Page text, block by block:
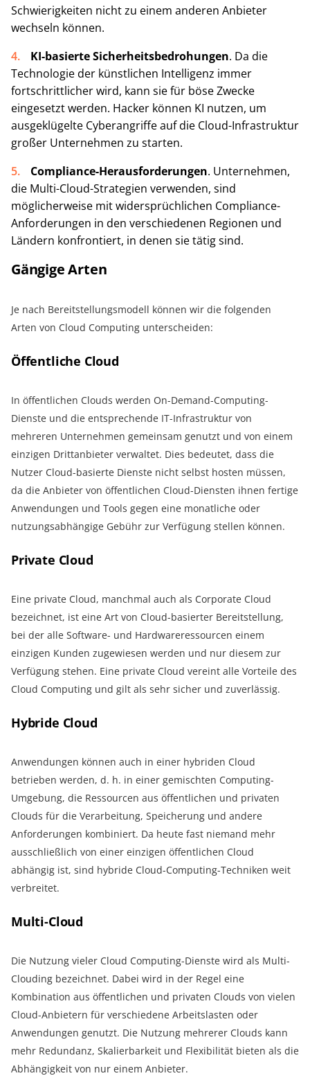
Schwierigkeiten nicht zu einem anderen Anbieter
wechseln können.
KI-basierte Sicherheitsbedrohungen. Da die
Technologie der künstlichen Intelligenz immer
fortschrittlicher wird, kann sie für böse Zwecke
eingesetzt werden. Hacker können KI nutzen, um
ausgeklügelte Cyberangriffe auf die Cloud-Infrastruktur
großer Unternehmen zu starten.
Compliance-Herausforderungen. Unternehmen,
die Multi-Cloud-Strategien verwenden, sind
möglicherweise mit widersprüchlichen Compliance-
Anforderungen in den verschiedenen Regionen und
Ländern konfrontiert, in denen sie tätig sind.
Gängige Arten
Je nach Bereitstellungsmodell können wir die folgenden
Arten von Cloud Computing unterscheiden:
Öffentliche Cloud
In öffentlichen Clouds werden On-Demand-Computing-
Dienste und die entsprechende IT-Infrastruktur von
mehreren Unternehmen gemeinsam genutzt und von einem
einzigen Drittanbieter verwaltet. Dies bedeutet, dass die
Nutzer Cloud-basierte Dienste nicht selbst hosten müssen,
da die Anbieter von öffentlichen Cloud-Diensten ihnen fertige
Anwendungen und Tools gegen eine monatliche oder
nutzungsabhängige Gebühr zur Verfügung stellen können.
Private Cloud
Eine private Cloud, manchmal auch als Corporate Cloud
bezeichnet, ist eine Art von Cloud-basierter Bereitstellung,
bei der alle Software- und Hardwareressourcen einem
einzigen Kunden zugewiesen werden und nur diesem zur
Verfügung stehen. Eine private Cloud vereint alle Vorteile des
Cloud Computing und gilt als sehr sicher und zuverlässig.
Hybride Cloud
Anwendungen können auch in einer hybriden Cloud
betrieben werden, d. h. in einer gemischten Computing-
Umgebung, die Ressourcen aus öffentlichen und privaten
Clouds für die Verarbeitung, Speicherung und andere
Anforderungen kombiniert. Da heute fast niemand mehr
ausschließlich von einer einzigen öffentlichen Cloud
abhängig ist, sind hybride Cloud-Computing-Techniken weit
verbreitet.
Multi-Cloud
Die Nutzung vieler Cloud Computing-Dienste wird als Multi-
Clouding bezeichnet. Dabei wird in der Regel eine
Kombination aus öffentlichen und privaten Clouds von vielen
Cloud-Anbietern für verschiedene Arbeitslasten oder
Anwendungen genutzt. Die Nutzung mehrerer Clouds kann
mehr Redundanz, Skalierbarkeit und Flexibilität bieten als die
Abhängigkeit von nur einem Anbieter.